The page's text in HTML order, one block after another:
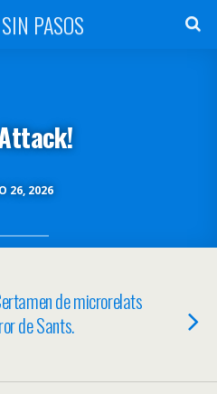
PASOS
26, 2026
de microrelats
de Sants.